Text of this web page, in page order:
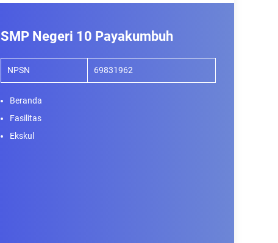
SMP Negeri 10 Payakumbuh
NPSN 69831962
Beranda
Fasilitas
Ekskul